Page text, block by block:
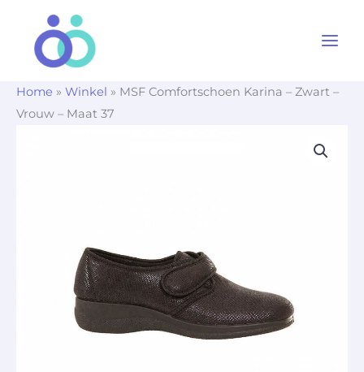
Home » Winkel » MSF Comfortschoen Karina – Zwart –
Vrouw – Maat 37